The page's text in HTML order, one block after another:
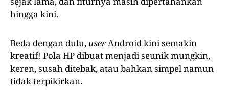
hingga kini.
Beda dengan dulu, userAndroid kini semakin
kreatif! Pola HP dibuat menjadi seunik mungkin,
keren, susah ditebak, atau bahkan simpel namun
tidak terpikirkan.